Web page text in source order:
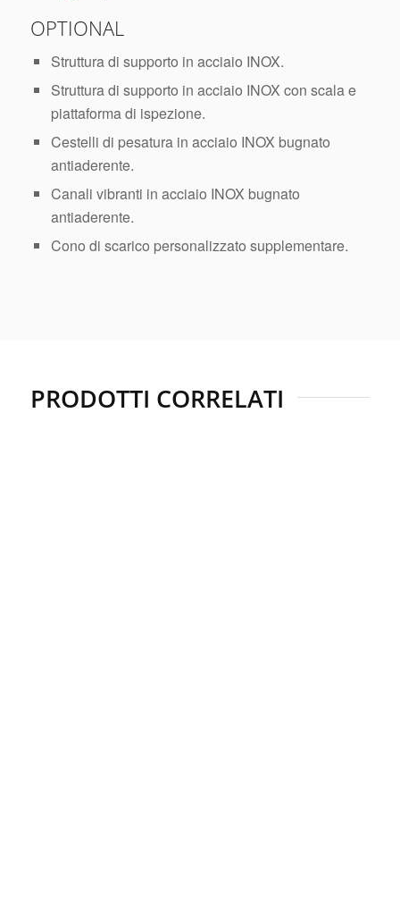
OPTIONAL
Struttura di supporto in acciaio INOX.
Struttura di supporto in acciaio INOX con scala e
piattaforma di ispezione.
Cestelli di pesatura in acciaio INOX bugnato
antiaderente.
Canali vibranti in acciaio INOX bugnato
antiaderente.
Cono di scarico personalizzato supplementare.
PRODOTTI CORRELATI